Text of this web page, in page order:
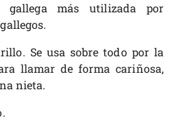
gallega más utilizada por
Se usa sobre todo por la
llamar de forma cariñosa,
nieta.